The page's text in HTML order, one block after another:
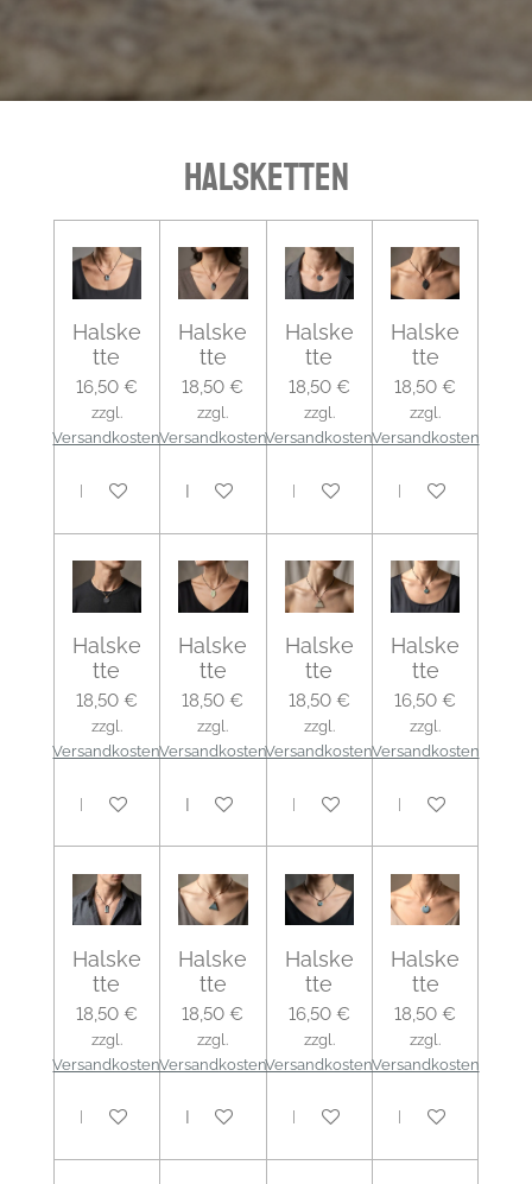
Halsketten
Halske
tte
16,50 €
zzgl.
Versandkosten
In den Warenkorb
Halske
tte
18,50 €
zzgl.
Versandkosten
In den Warenkorb
Halske
tte
18,50 €
zzgl.
Versandkosten
In den Warenkorb
Halske
tte
18,50 €
zzgl.
Versandkosten
In den
Halske
tte
18,50 €
zzgl.
Versandkosten
In den Warenkorb
Halske
tte
18,50 €
zzgl.
Versandkosten
In den Warenkorb
Halske
tte
18,50 €
zzgl.
Versandkosten
In den Warenkorb
Halske
tte
16,50 €
zzgl.
Versandkosten
In den
Halske
tte
18,50 €
zzgl.
Versandkosten
In den Warenkorb
Halske
tte
18,50 €
zzgl.
Versandkosten
In den Warenkorb
Halske
tte
16,50 €
zzgl.
Versandkosten
In den Warenkorb
Halske
tte
18,50 €
zzgl.
Versandkosten
In den